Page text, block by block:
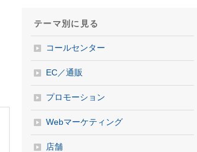
テーマ別に見る
コールセンター
EC／通販
プロモーション
Webマーケティング
店舗